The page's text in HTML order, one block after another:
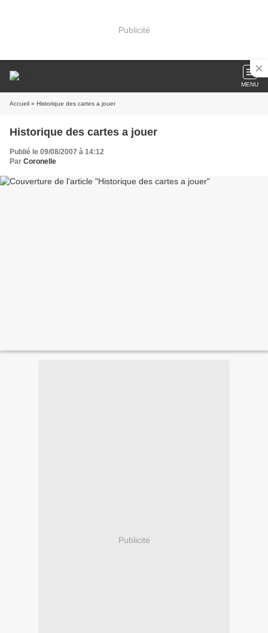
Publicité
MENU
Accueil » Historique des cartes a jouer
Historique des cartes a jouer
Publié le 09/08/2007 à 14:12
Par Coronelle
Publicité